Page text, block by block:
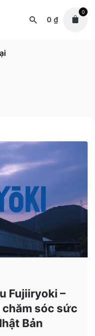
0 ₫
0
Fujiiryoki –
sóc sức
Bản